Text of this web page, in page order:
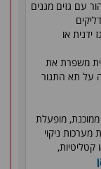
עם גזים מגנים
או
משפרת את
על תא התנור
ממוכנת, מופעלת
ניקוי
קטליטיות,